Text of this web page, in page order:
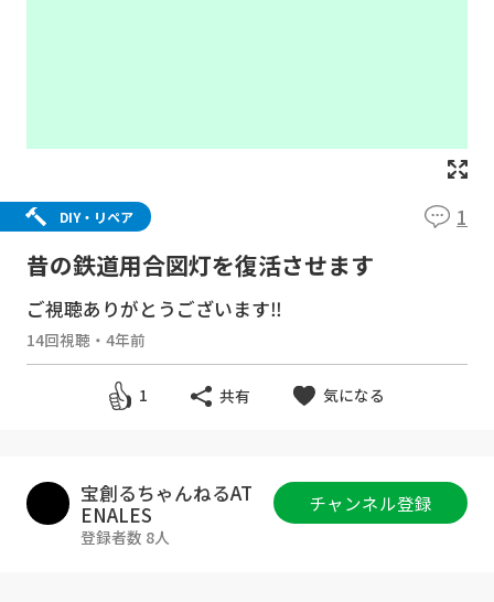
DIY・リペア 1
昔の鉄道用合図灯を復活させます
ご視聴ありがとうございます‼
14回視聴 ・ 4年前
1 共有 気になる
宝創るちゃんねるAT
ENALES
登録者数 8人
チャンネル登録